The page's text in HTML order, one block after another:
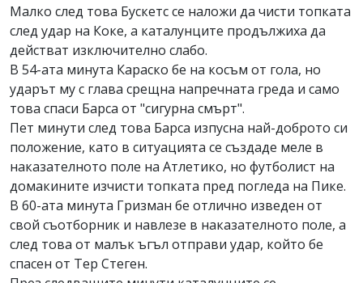
Малко след това Бускетс се наложи да чисти топката
след удар на Коке, а каталунците продължиха да
действат изключително слабо.
В 54-ата минута Караско бе на косъм от гола, но
ударът му с глава срещна напречната греда и само
това спаси Барса от "сигурна смърт".
Пет минути след това Барса изпусна най-доброто си
положение, като в ситуацията се създаде меле в
наказателното поле на Атлетико, но футболист на
домакините изчисти топката пред погледа на Пике.
В 60-ата минута Гризман бе отлично изведен от
свой съотборник и навлезе в наказателното поле, а
след това от малък ъгъл отправи удар, който бе
спасен от Тер Стеген.